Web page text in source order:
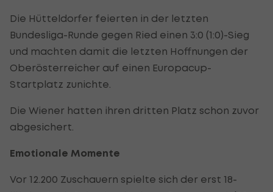
Die Hütteldorfer feierten in der letzten
Bundesliga-Runde gegen Ried einen 3:0 (1:0)-Sieg
und machten damit die letzten Hoffnungen der
Oberösterreicher auf einen Europacup-
Startplatz zunichte.
Die Wiener hatten ihren dritten Platz schon zuvor
abgesichert.
Emotionale Momente
Vor 12.200 Zuschauern spielte sich der erst 18-